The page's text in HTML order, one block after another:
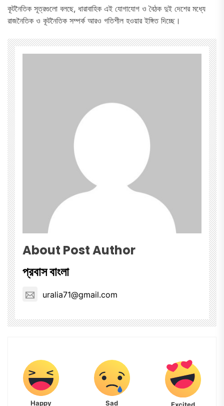
কূটনৈতিক সূত্রগুলো বলছে, ধারাবাহিক এই যোগাযোগ ও বৈঠক দুই দেশের মধ্যে
রাজনৈতিক ও কূটনৈতিক সম্পর্ক আরও গতিশীল হওয়ার ইঙ্গিত দিচ্ছে।
About Post Author
প্রবাস বাংলা
uralia71@gmail.com
Happy Sad Excited